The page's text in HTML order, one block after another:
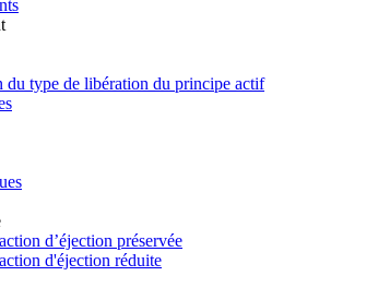
du type de libération du principe actif
d’éjection préservée
d'éjection réduite